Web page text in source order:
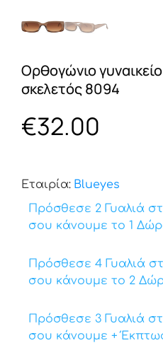
Oρθογώνιο
σκελετός 8094
€32.00
Εταιρία: Βlueyes
Πρόσθεσε 2 Γυαλιά
σου κάνουμε το 1
Πρόσθεσε 4 Γυαλιά
σου κάνουμε το 2
Πρόσθεσε 3 Γυαλιά
σου κάνουμε +